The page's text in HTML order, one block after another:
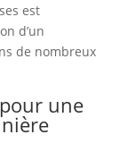
est
d’un
de nombreux
une